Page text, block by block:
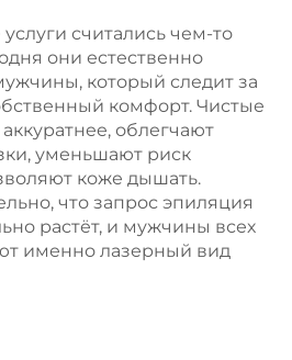
считались чем-то
они естественно
который следит за
комфорт. Чистые
облегчают
уменьшают риск
коже дышать.
что запрос эпиляция
растёт, и мужчины всех
именно лазерный вид